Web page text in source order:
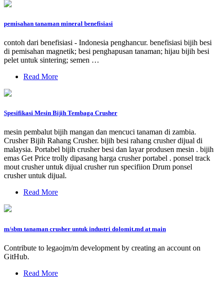
pemisahan tanaman mineral benefisiasi
contoh dari benefisiasi - Indonesia penghancur. benefisiasi bijih besi
di pemisahan magnetik; besi penghapusan tanaman; hijau bijih besi
pelet untuk sintering; semen …
Read More
Spesifikasi Mesin Bijih Tembaga Crusher
mesin pembalut bijih mangan dan mencuci tanaman di zambia.
Crusher Bijih Rahang Crusher. bijih besi rahang crusher dijual di
malaysia. Portabel bijih crusher besi dan layar produsen mesin . bijih
emas Get Price trolly dipasang harga crusher portabel . ponsel track
mout crusher untuk dijual crusher run specifiion Drum ponsel
crusher untuk dijual.
Read More
m/sbm tanaman crusher untuk industri dolomit.md at main
Contribute to legaojm/m development by creating an account on
GitHub.
Read More